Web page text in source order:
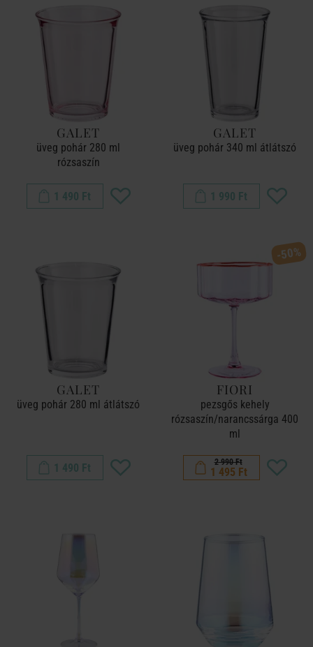
GALET
üveg pohár 280 ml
rózsaszín
1 490 Ft
GALET
üveg pohár 340 ml átlátszó
1 990 Ft
GALET
üveg pohár 280 ml átlátszó
1 490 Ft
-50%
FIORI
pezsgős kehely
rózsaszín/narancssárga 400
ml
2 990 Ft
1 495 Ft